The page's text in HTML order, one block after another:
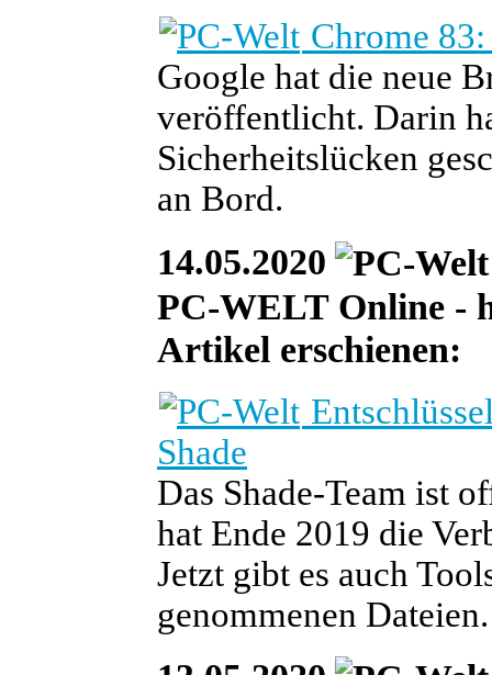
Chrome
Google hat die neue
veröffentlicht. Darin
Sicherheitslücken
an Bord.
14.05.2020
PC-WELT Online -
Artikel erschienen:
Shade
Das Shade-Team ist
hat Ende 2019 die
Jetzt gibt es auch
genommenen Dateien.